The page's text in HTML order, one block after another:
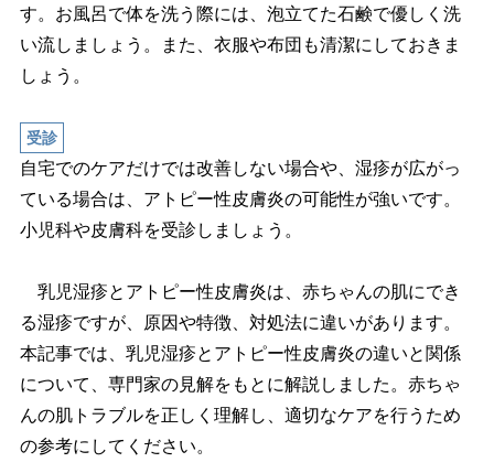
す。お風呂で体を洗う際には、泡立てた石鹸で優しく洗
い流しましょう。また、衣服や布団も清潔にしておきま
しょう。
受診
自宅でのケアだけでは改善しない場合や、湿疹が広がっ
ている場合は、アトピー性皮膚炎の可能性が強いです。
小児科や皮膚科を受診しましょう。
乳児湿疹とアトピー性皮膚炎は、赤ちゃんの肌にでき
る湿疹ですが、原因や特徴、対処法に違いがあります。
本記事では、乳児湿疹とアトピー性皮膚炎の違いと関係
について、専門家の見解をもとに解説しました。赤ちゃ
んの肌トラブルを正しく理解し、適切なケアを行うため
の参考にしてください。